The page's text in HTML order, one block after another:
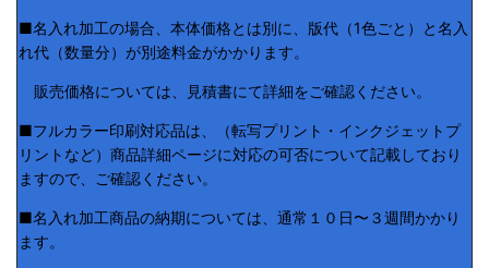
■名入れ加工の場合、本体価格とは別に、版代（1色ごと）と名入
れ代（数量分）が別途料金がかかります。
販売価格については、見積書にて詳細をご確認ください。
■フルカラー印刷対応品は、（転写プリント・インクジェットプ
リントなど）商品詳細ページに対応の可否について記載しており
ますので、ご確認ください。
■名入れ加工商品の納期については、通常１０日〜３週間かかり
ます。